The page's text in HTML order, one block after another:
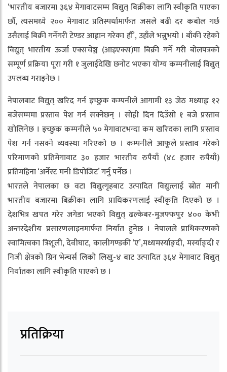
‘भारतीय बजारमा ३६४ मेगावाटसम्म विद्युत् बिक्रीका लागि स्वीकृति पाएका
छौँ, त्यसमध्ये २०० मेगावाट प्रतिस्पर्धामार्फत जसले बढी दर कबोल गर्छ
उसैलाई बिक्री गर्नेगरी टेण्डर आह्वान गरेका हौँ’, उहाँले भन्नुभयो । बाँकी रहेको
विद्युत् भारतीय ऊर्जा एक्सचेञ्ज (आइएक्स)मा बिक्री गर्ने गरी बोलपत्रको
सम्पूर्ण प्रक्रिया पूरा गरी १ जुलाईदेखि छनोट भएका योग्य कम्पनीलाई विद्युत्
उपलब्ध गराइनेछ ।
नेपालबाट विद्युत् खरिद गर्न इच्छुक कम्पनीले आगामी १३ जेठ मध्याह्न १२
बजेसम्ममा प्रस्ताव पेश गर्न सक्नेछन् । सोही दिन दिउँसो १ बजे प्रस्ताव
खोलिनेछ । इच्छुक कम्पनीले ५० मेगावाटभन्दा कम खरिदका लागि प्रस्ताव
पेश गर्न नसक्ने व्यवस्था गरिएको छ । कम्पनीले आफूले प्रस्ताव गरेको
परिमाणको प्रतिमेगावाट ३० हजार भारतीय रुपैयाँ (४८ हजार रुपैयाँ)
प्रतिमहिना ‘अर्नेस्ट मनी डिपोजिट’ गर्नु पर्नेछ ।
भारतले नेपालका छ वटा विद्युत्गृहबाट उत्पादित विद्युत्लाई स्रोत मानी
भारतीय बजारमा बिक्रीका लागि प्राधिकरणलाई स्वीकृति दिएको छ ।
देशभित्र खपत गरेर जगेडा भएको विद्युत् ढल्केबर-मुजफ्फपुर ४०० केभी
अन्तरदेशीय प्रसारणलाइनमार्फत निर्यात हुनेछ । नेपालले प्राधिकरणको
स्वामित्वका त्रिशूली, देवीघाट, कालीगण्डकी ‘ए’,मध्यमर्स्याङ्दी, मर्स्याङ्दी र
निजी क्षेत्रको ग्रिन भेन्चर्स लिको लिखु-४ बाट उत्पादित ३६४ मेगावाट विद्युत्
निर्यातका लागि स्वीकृति पाएको छ ।
प्रतिक्रिया